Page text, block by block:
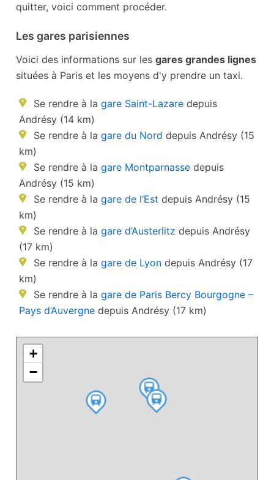
quitter, voici comment procéder.
Les gares parisiennes
Voici des informations sur lesgares grandes lignes
situées à Paris et les moyens d'y prendre un taxi.
Se rendre à la gare Saint-Lazare depuis
Andrésy (14 km)
Se rendre à la gare du Nord depuis Andrésy (15
km)
Se rendre à la gare Montparnasse depuis
Andrésy (15 km)
Se rendre à la gare de l’Est depuis Andrésy (15
km)
Se rendre à la gare d’Austerlitz depuis Andrésy
(17 km)
Se rendre à la gare de Lyon depuis Andrésy (17
km)
Se rendre à la gare de Paris Bercy Bourgogne –
Pays d’Auvergne depuis Andrésy (17 km)
+
−